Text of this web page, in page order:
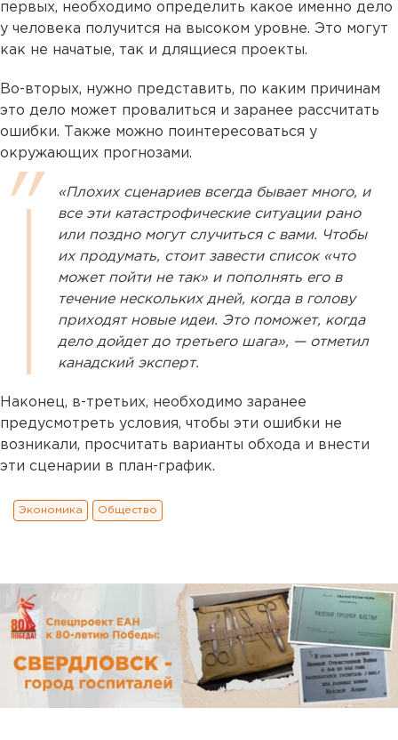
первых, необходимо определить какое именно дело
у человека получится на высоком уровне. Это могут
как не начатые, так и длящиеся проекты.
Во-вторых, нужно представить, по каким причинам
это дело может провалиться и заранее рассчитать
ошибки. Также можно поинтересоваться у
окружающих прогнозами.
«Плохих сценариев всегда бывает много, и
все эти катастрофические ситуации рано
или поздно могут случиться с вами. Чтобы
их продумать, стоит завести список «что
может пойти не так» и пополнять его в
течение нескольких дней, когда в голову
приходят новые идеи. Это поможет, когда
дело дойдет до третьего шага», — отметил
канадский эксперт.
Наконец, в-третьих, необходимо заранее
предусмотреть условия, чтобы эти ошибки не
возникали, просчитать варианты обхода и внести
эти сценарии в план-график.
Экономика Общество